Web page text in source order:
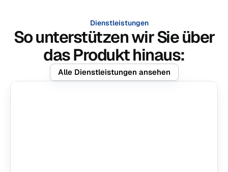
Dienstleistungen
So unterstützen wir Sie über
das Produkt hinaus:
Alle Dienstleistungen ansehen